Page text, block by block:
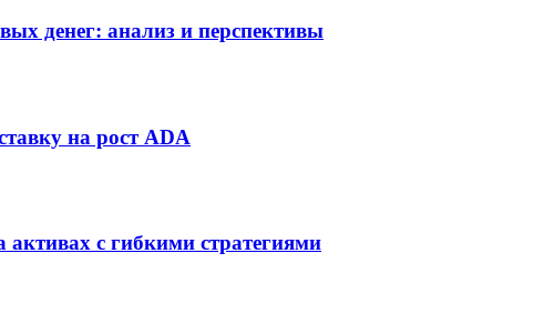
денег: анализ и перспективы
на рост ADA
с гибкими стратегиями